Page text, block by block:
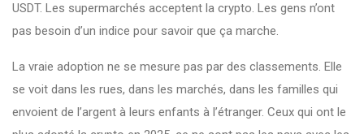
USDT. Les supermarchés acceptent la crypto. Les gens n’ont
pas besoin d’un indice pour savoir que ça marche.
La vraie adoption ne se mesure pas par des classements. Elle
se voit dans les rues, dans les marchés, dans les familles qui
envoient de l’argent à leurs enfants à l’étranger. Ceux qui ont le